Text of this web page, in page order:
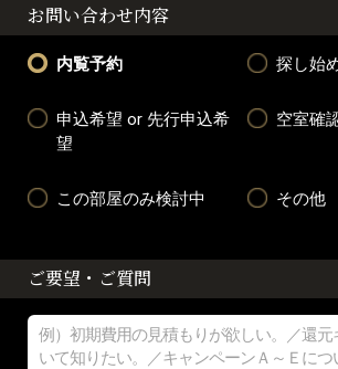
お問い合わせ内容
内覧予約 探し始
申込希望 or 先行申込希
望
空室確
この部屋のみ検討中 その他
ご要望・ご質問